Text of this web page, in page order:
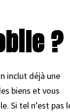
?
inclut déjà une
biens et vous
Si tel n’est pas